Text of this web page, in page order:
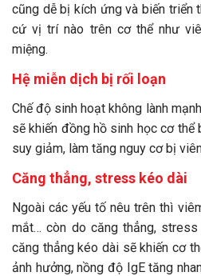
cũng dễ bị kích ứng và biến triển
cứ vị trí nào trên cơ thể như
miệng.
Hệ miễn dịch bị rối loạn
Chế độ sinh hoạt không lành
sẽ khiến đồng hồ sinh học cơ thể
suy giảm, làm tăng nguy cơ bị
Căng thẳng, stress kéo dài
Ngoài các yếu tố nêu trên thì
mắt… còn do căng thẳng,
căng thẳng kéo dài sẽ khiến cơ
ảnh hưởng, nồng độ IgE tăng